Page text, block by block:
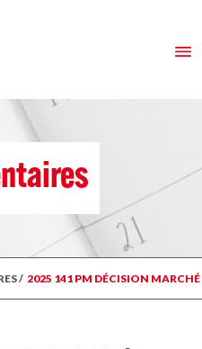
/ 2025 141 PM DÉCISION MARCHÉ